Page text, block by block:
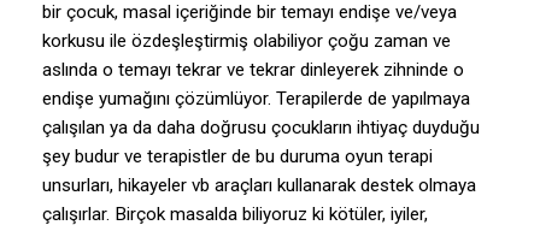
bir çocuk, masal içeriğinde bir temayı endişe ve/veya
korkusu ile özdeşleştirmiş olabiliyor çoğu zaman ve
aslında o temayı tekrar ve tekrar dinleyerek zihninde o
endişe yumağını çözümlüyor. Terapilerde de yapılmaya
çalışılan ya da daha doğrusu çocukların ihtiyaç duyduğu
şey budur ve terapistler de bu duruma oyun terapi
unsurları, hikayeler vb araçları kullanarak destek olmaya
çalışırlar. Birçok masalda biliyoruz ki kötüler, iyiler,